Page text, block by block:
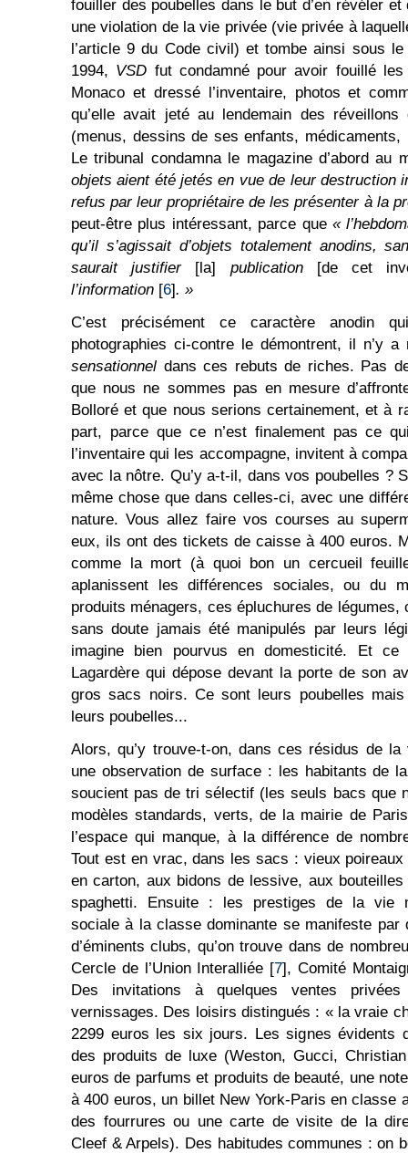
fouiller des poubelles dans le but d’en révéler et
une violation de la vie privée (vie privée à
l’article 9 du Code civil) et tombe ainsi sous
1994, VSD fut condamné pour avoir fouillé
Monaco et dressé l’inventaire, photos et
qu’elle avait jeté au lendemain des
(menus, dessins de ses enfants,
Le tribunal condamna le magazine d’abord au
objets aient été jetés en vue de leur destruction
refus par leur propriétaire de les présenter à la
peut-être plus intéressant, parce que «
qu’il s’agissait d’objets totalement anodins,
saurait justifier [la] publication [de cet
l’information [6]. »
C’est précisément ce caractère anodin
photographies ci-contre le démontrent, il n’y a
sensationnel dans ces rebuts de riches. Pas
que nous ne sommes pas en mesure
Bolloré et que nous serions certainement, et à
part, parce que ce n’est finalement pas ce
l’inventaire qui les accompagne, invitent à
avec la nôtre. Qu’y a-t-il, dans vos poubelles ?
même chose que dans celles-ci, avec une
nature. Vous allez faire vos courses au
eux, ils ont des tickets de caisse à 400 euros.
comme la mort (à quoi bon un cercueil
aplanissent les différences sociales, ou du
produits ménagers, ces épluchures de légumes,
sans doute jamais été manipulés par leurs
imagine bien pourvus en domesticité. Et ce
Lagardère qui dépose devant la porte de son
gros sacs noirs. Ce sont leurs poubelles
leurs poubelles...
Alors, qu’y trouve-t-on, dans ces résidus de la
une observation de surface : les habitants de
soucient pas de tri sélectif (les seuls bacs que
modèles standards, verts, de la mairie de
l’espace qui manque, à la différence de
Tout est en vrac, dans les sacs : vieux
en carton, aux bidons de lessive, aux
spaghetti. Ensuite : les prestiges de la vie
sociale à la classe dominante se manifeste par
d’éminents clubs, qu’on trouve dans de
Cercle de l’Union Interalliée [7], Comité
Des invitations à quelques ventes
vernissages. Des loisirs distingués : « la vraie
2299 euros les six jours. Les signes évidents
des produits de luxe (Weston, Gucci,
euros de parfums et produits de beauté, une
à 400 euros, un billet New York-Paris en classe
des fourrures ou une carte de visite de la
Cleef & Arpels). Des habitudes communes : on